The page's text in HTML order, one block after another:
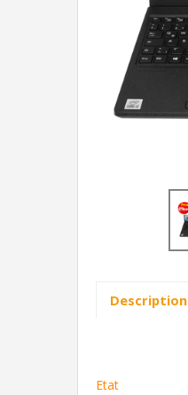
Description
Etat